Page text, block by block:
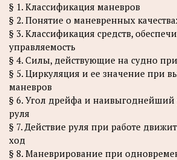
§ 1. Классификация маневров
§ 2. Понятие о маневренных
§ 3. Классификация средств,
управляемость
§ 4. Силы, действующие на судно
§ 5. Циркуляция и ее значение при
маневров
§ 6. Угол дрейфа и наивыгоднейший
руля
§ 7. Действие руля при работе
ход
§ 8. Маневрирование при